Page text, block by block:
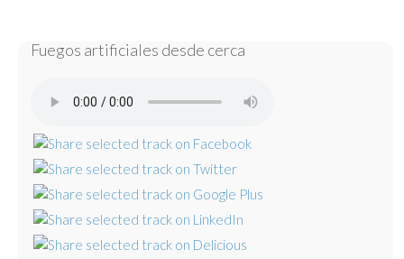
Fuegos artificiales desde cerca